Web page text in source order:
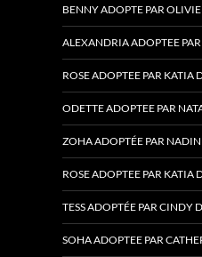
BENNY ADOPTE PAR
ALEXANDRIA ADOPTEE
ROSE ADOPTEE PAR KATIA
ODETTE ADOPTEE PAR
ZOHA ADOPTÉE PAR
ROSE ADOPTEE PAR KATIA
TESS ADOPTÉE PAR CINDY
SOHA ADOPTEE PAR